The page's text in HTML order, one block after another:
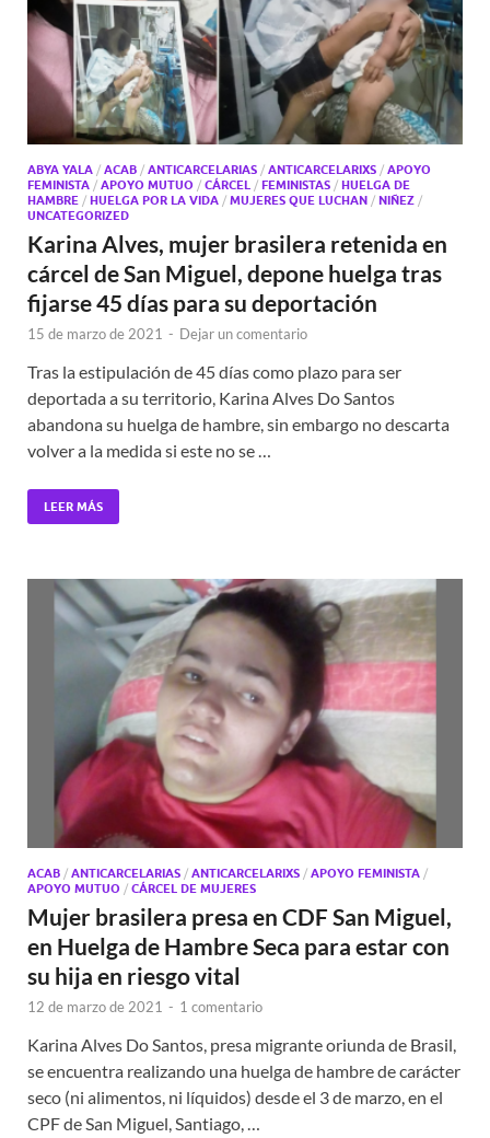
ABYA YALA / ACAB / ANTICARCELARIAS / ANTICARCELARIXS / APOYO
FEMINISTA / APOYO MUTUO / CÁRCEL / FEMINISTAS / HUELGA DE
HAMBRE / HUELGA POR LA VIDA / MUJERES QUE LUCHAN / NIÑEZ /
UNCATEGORIZED
Karina Alves, mujer brasilera retenida en
cárcel de San Miguel, depone huelga tras
fijarse 45 días para su deportación
15 de marzo de 2021 - Dejar un comentario
Tras la estipulación de 45 días como plazo para ser
deportada a su territorio, Karina Alves Do Santos
abandona su huelga de hambre, sin embargo no descarta
volver a la medida si este no se …
LEER MÁS
ACAB / ANTICARCELARIAS / ANTICARCELARIXS / APOYO FEMINISTA /
APOYO MUTUO / CÁRCEL DE MUJERES
Mujer brasilera presa en CDF San Miguel,
en Huelga de Hambre Seca para estar con
su hija en riesgo vital
12 de marzo de 2021 - 1 comentario
Karina Alves Do Santos, presa migrante oriunda de Brasil,
se encuentra realizando una huelga de hambre de carácter
seco (ni alimentos, ni líquidos) desde el 3 de marzo, en el
CPF de San Miguel, Santiago, …